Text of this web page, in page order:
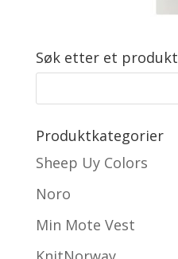
Søk etter et produkt
Produktkategorier
Sheep Uy Colors
Noro
Min Mote Vest